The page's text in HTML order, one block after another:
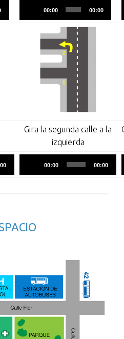
Reproductor
de
audio
00:00 00:00
Gira la segunda calle a la
izquierda
Reproductor
de
00:00 00:00